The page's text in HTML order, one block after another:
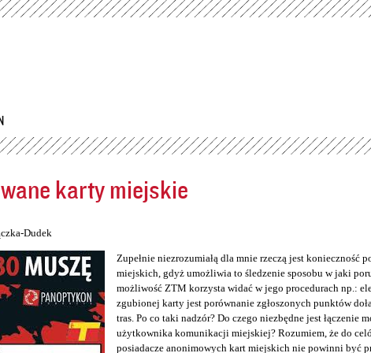
Przejdź
karty miejskie
Dudek
Zupełnie niezrozumiałą dla mnie rzeczą jest konieczność
miejskich, gdyż umożliwia to śledzenie sposobu w jaki
możliwość ZTM korzysta widać w jego procedurach np.:
zgubionej karty jest porównanie zgłoszonych punktów
tras. Po co taki nadzór? Do czego niezbędne jest łączenie
użytkownika komunikacji miejskiej? Rozumiem, że do
posiadacze anonimowych kart miejskich nie powinni być